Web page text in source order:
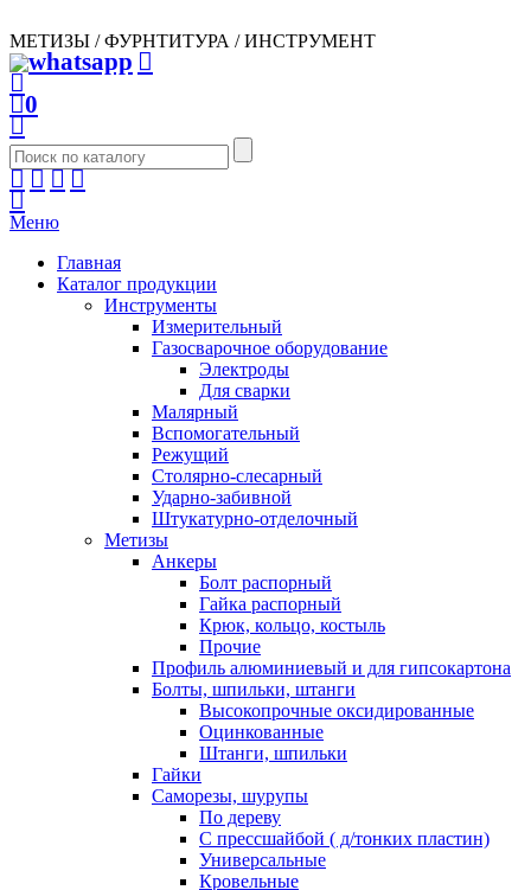
МЕТИЗЫ / ФУРНТИТУРА / ИНСТРУМЕНТ
0
Меню
Главная
Каталог продукции
Инструменты
Измерительный
Газосварочное оборудование
Электроды
Для сварки
Малярный
Вспомогательный
Режущий
Столярно-слесарный
Ударно-забивной
Штукатурно-отделочный
Метизы
Анкеры
Болт распорный
Гайка распорный
Крюк, кольцо, костыль
Прочие
Профиль алюминиевый и для гипсокартона
Болты, шпильки, штанги
Высокопрочные оксидированные
Оцинкованные
Штанги, шпильки
Гайки
Саморезы, шурупы
По дереву
С прессшайбой ( д/тонких пластин)
Универсальные
Кровельные